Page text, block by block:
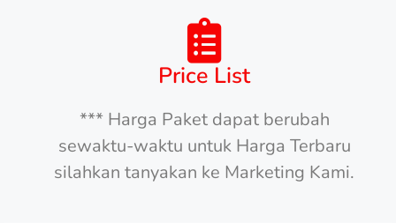
Price List
*** Harga Paket dapat berubah
sewaktu-waktu untuk Harga Terbaru
silahkan tanyakan ke Marketing Kami.